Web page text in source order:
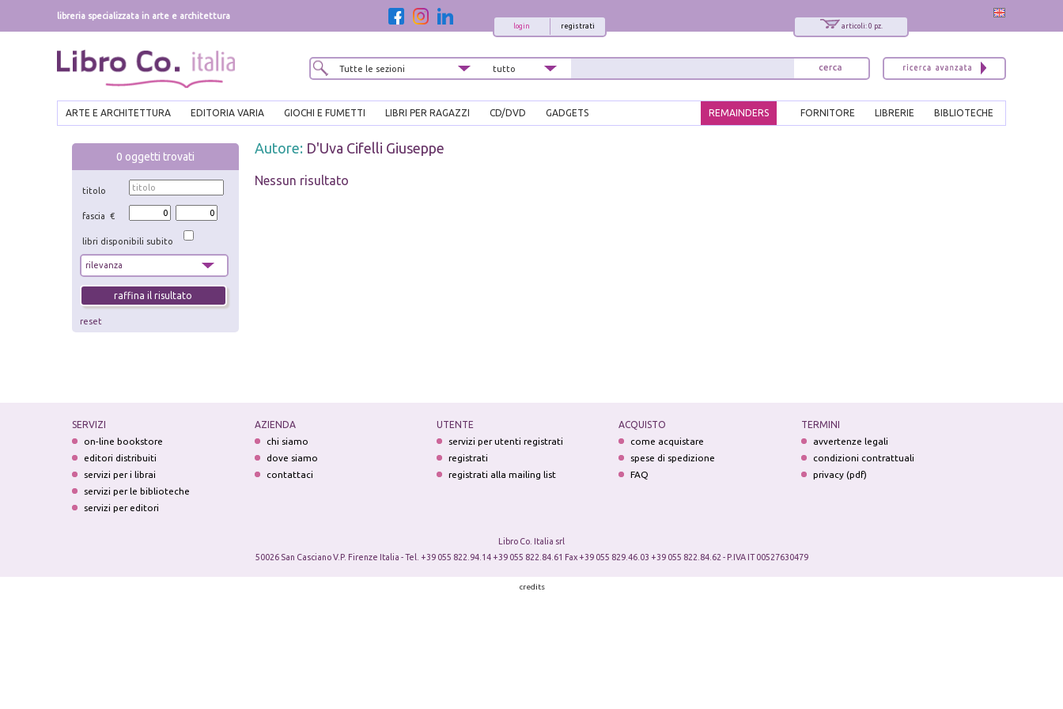
libreria specializzata in arte e architettura
articoli: 0 pz.
registrati
login
ARTE E ARCHITETTURA EDITORIA VARIA GIOCHI E FUMETTI LIBRI PER RAGAZZI CD/DVD GADGETS BIBLIOTECHE
LIBRERIE
FORNITORE
REMAINDERS
0 oggetti trovati
titolo
fascia €
libri disponibili subito
reset
Autore: D'Uva Cifelli Giuseppe
Nessun risultato
SERVIZI
on-line bookstore
editori distribuiti
servizi per i librai
servizi per le biblioteche
servizi per editori
AZIENDA
chi siamo
dove siamo
contattaci
UTENTE
servizi per utenti registrati
registrati
registrati alla mailing list
ACQUISTO
come acquistare
spese di spedizione
FAQ
TERMINI
avvertenze legali
condizioni contrattuali
privacy (pdf)
Libro Co. Italia srl
50026 San Casciano V.P. Firenze Italia - Tel. +39 055 822.94.14 +39 055 822.84.61 Fax +39 055 829.46.03 +39 055 822.84.62 - P.IVA IT 00527630479
credits